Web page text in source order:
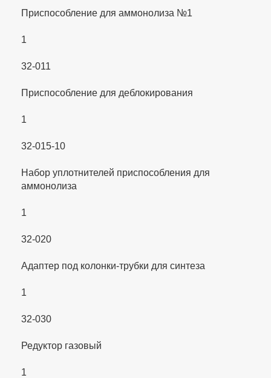
Приспособление для аммонолиза №1
1
32-011
Приспособление для деблокирования
1
32-015-10
Набор уплотнителей приспособления для
аммонолиза
1
32-020
Адаптер под колонки-трубки для синтеза
1
32-030
Редуктор газовый
1